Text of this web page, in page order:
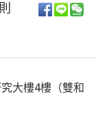
大樓4樓（雙和